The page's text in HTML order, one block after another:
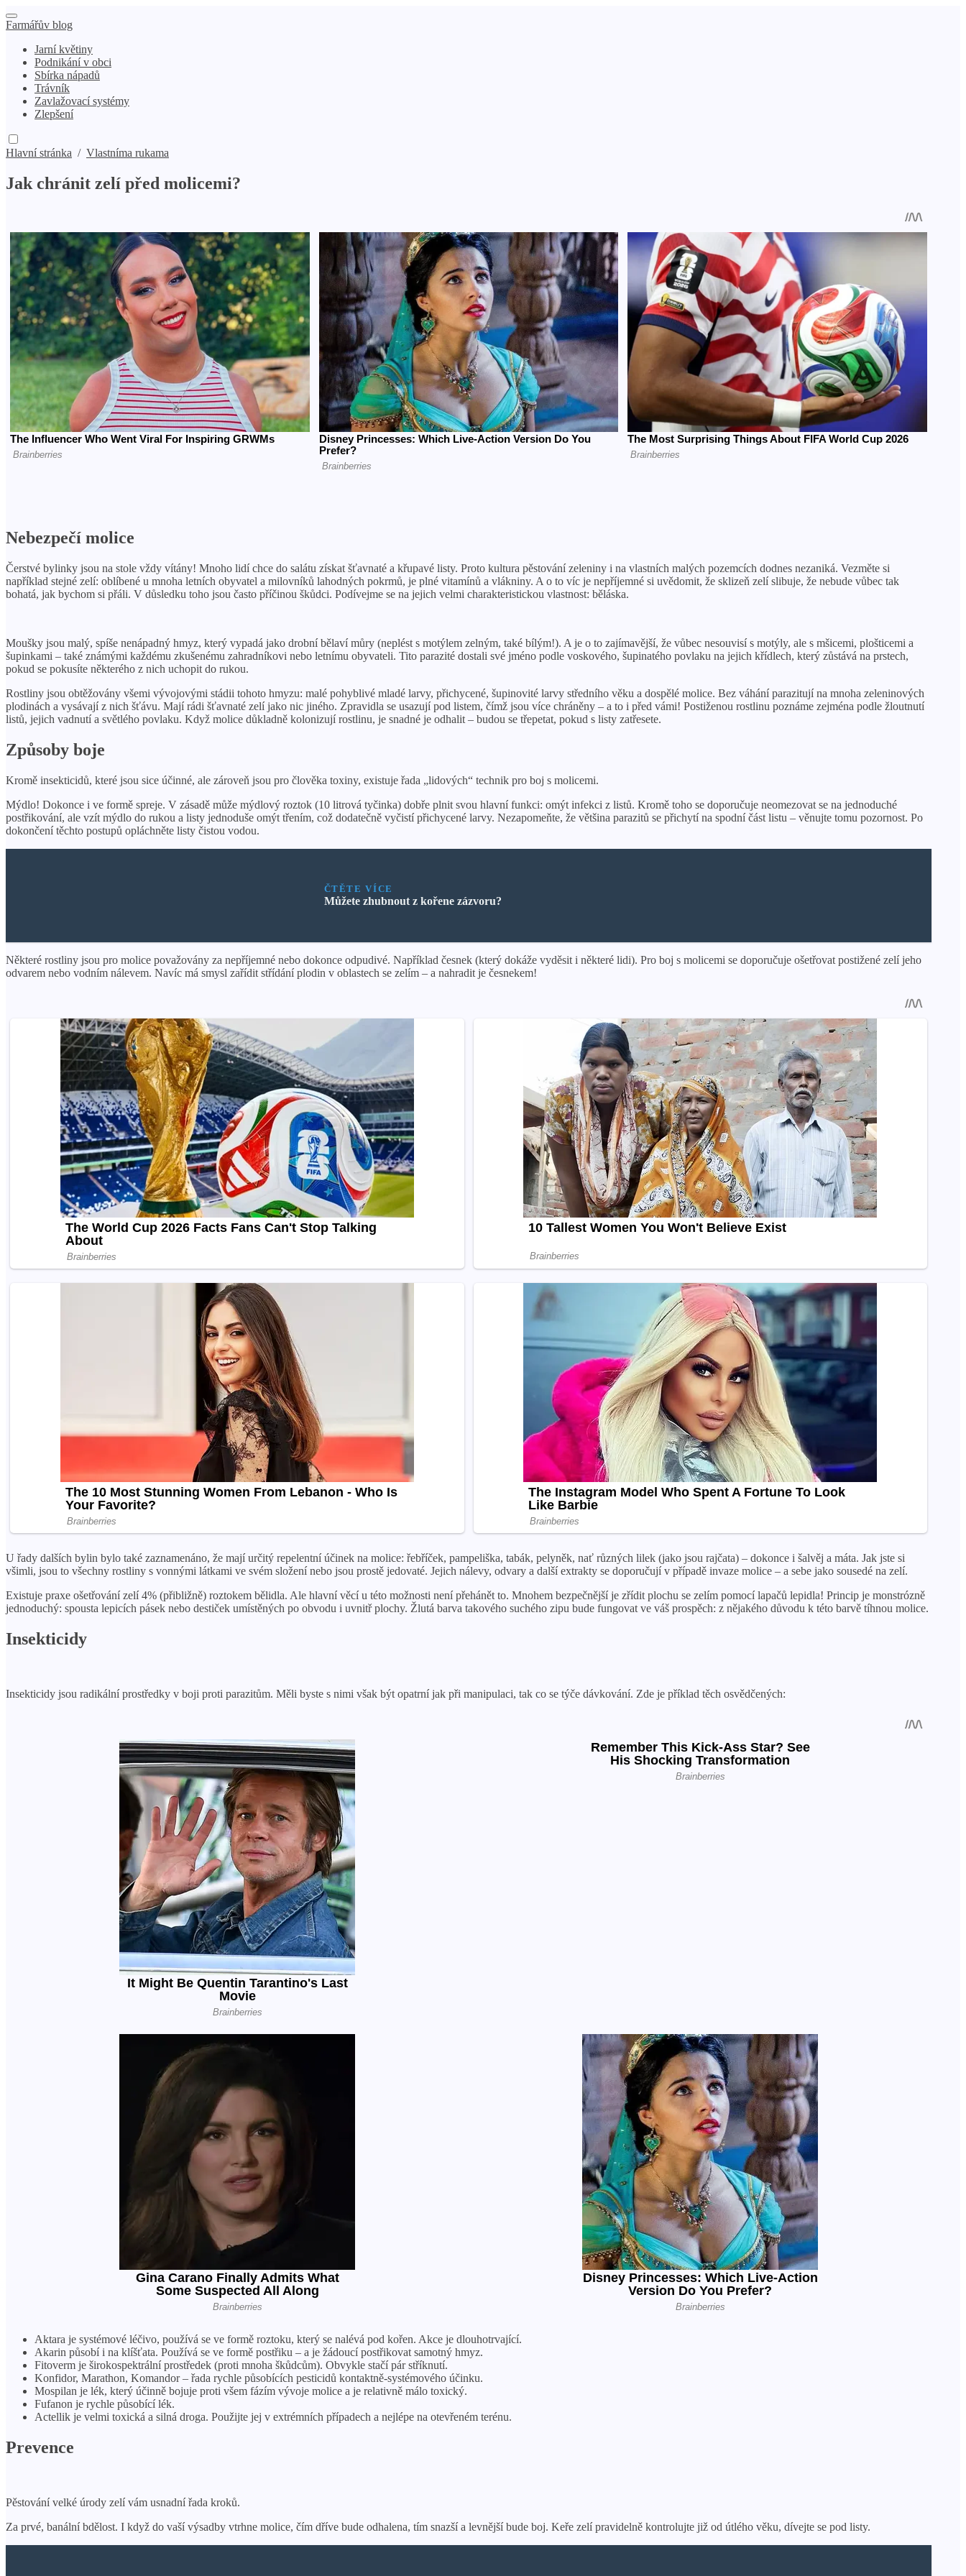
Farmářův blog
Jarní květiny
Podnikání v obci
Sbírka nápadů
Trávník
Zavlažovací systémy
Zlepšení
Hlavní stránka / Vlastníma rukama
Jak chránit zelí před molicemi?
Nebezpečí molice
Čerstvé bylinky jsou na stole vždy vítány! Mnoho lidí chce do salátu získat šťavnaté a křupavé listy. Proto kultura pěstování zeleniny i na vlastních malých pozemcích dodnes nezaniká. Vezměte si
například stejné zelí: oblíbené u mnoha letních obyvatel a milovníků lahodných pokrmů, je plné vitamínů a vlákniny. A o to víc je nepříjemné si uvědomit, že sklizeň zelí slibuje, že nebude vůbec tak
bohatá, jak bychom si přáli. V důsledku toho jsou často příčinou škůdci. Podívejme se na jejich velmi charakteristickou vlastnost: běláska.
Moušky jsou malý, spíše nenápadný hmyz, který vypadá jako drobní bělaví můry (neplést s motýlem zelným, také bílým!). A je o to zajímavější, že vůbec nesouvisí s motýly, ale s mšicemi, plošticemi a
šupinkami – také známými každému zkušenému zahradníkovi nebo letnímu obyvateli. Tito parazité dostali své jméno podle voskového, šupinatého povlaku na jejich křídlech, který zůstává na prstech,
pokud se pokusíte některého z nich uchopit do rukou.
Rostliny jsou obtěžovány všemi vývojovými stádii tohoto hmyzu: malé pohyblivé mladé larvy, přichycené, šupinovité larvy středního věku a dospělé molice. Bez váhání parazitují na mnoha zeleninových
plodinách a vysávají z nich šťávu. Mají rádi šťavnaté zelí jako nic jiného. Zpravidla se usazují pod listem, čímž jsou více chráněny – a to i před vámi! Postiženou rostlinu poznáme zejména podle žloutnutí
listů, jejich vadnutí a světlého povlaku. Když molice důkladně kolonizují rostlinu, je snadné je odhalit – budou se třepetat, pokud s listy zatřesete.
Způsoby boje
Kromě insekticidů, které jsou sice účinné, ale zároveň jsou pro člověka toxiny, existuje řada „lidových“ technik pro boj s molicemi.
Mýdlo! Dokonce i ve formě spreje. V zásadě může mýdlový roztok (10 litrová tyčinka) dobře plnit svou hlavní funkci: omýt infekci z listů. Kromě toho se doporučuje neomezovat se na jednoduché
postřikování, ale vzít mýdlo do rukou a listy jednoduše omýt třením, což dodatečně vyčistí přichycené larvy. Nezapomeňte, že většina parazitů se přichytí na spodní část listu – věnujte tomu pozornost. Po
dokončení těchto postupů opláchněte listy čistou vodou.
ČTĚTE VÍCE
Můžete zhubnout z kořene zázvoru?
Některé rostliny jsou pro molice považovány za nepříjemné nebo dokonce odpudivé. Například česnek (který dokáže vyděsit i některé lidi). Pro boj s molicemi se doporučuje ošetřovat postižené zelí jeho
odvarem nebo vodním nálevem. Navíc má smysl zařídit střídání plodin v oblastech se zelím – a nahradit je česnekem!
U řady dalších bylin bylo také zaznamenáno, že mají určitý repelentní účinek na molice: řebříček, pampeliška, tabák, pelyněk, nať různých lilek (jako jsou rajčata) – dokonce i šalvěj a máta. Jak jste si
všimli, jsou to všechny rostliny s vonnými látkami ve svém složení nebo jsou prostě jedovaté. Jejich nálevy, odvary a další extrakty se doporučují v případě invaze molice – a sebe jako sousedé na zelí.
Existuje praxe ošetřování zelí 4% (přibližně) roztokem bělidla. Ale hlavní věcí u této možnosti není přehánět to. Mnohem bezpečnější je zřídit plochu se zelím pomocí lapačů lepidla! Princip je monstrózně
jednoduchý: spousta lepicích pásek nebo destiček umístěných po obvodu i uvnitř plochy. Žlutá barva takového suchého zipu bude fungovat ve váš prospěch: z nějakého důvodu k této barvě tíhnou molice.
Insekticidy
Insekticidy jsou radikální prostředky v boji proti parazitům. Měli byste s nimi však být opatrní jak při manipulaci, tak co se týče dávkování. Zde je příklad těch osvědčených:
Aktara je systémové léčivo, používá se ve formě roztoku, který se nalévá pod kořen. Akce je dlouhotrvající.
Akarin působí i na klíšťata. Používá se ve formě postřiku – a je žádoucí postřikovat samotný hmyz.
Fitoverm je širokospektrální prostředek (proti mnoha škůdcům). Obvykle stačí pár stříknutí.
Konfidor, Marathon, Komandor – řada rychle působících pesticidů kontaktně-systémového účinku.
Mospilan je lék, který účinně bojuje proti všem fázím vývoje molice a je relativně málo toxický.
Fufanon je rychle působící lék.
Actellik je velmi toxická a silná droga. Použijte jej v extrémních případech a nejlépe na otevřeném terénu.
Prevence
Pěstování velké úrody zelí vám usnadní řada kroků.
Za prvé, banální bdělost. I když do vaší výsadby vtrhne molice, čím dříve bude odhalena, tím snazší a levnější bude boj. Keře zelí pravidelně kontrolujte již od útlého věku, dívejte se pod listy.